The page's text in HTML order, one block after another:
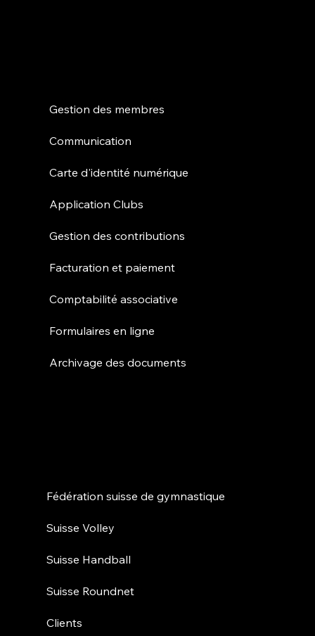
Gestion des membres
Communication
Carte d'identité numérique
Application Clubs
Gestion des contributions
Facturation et paiement
Comptabilité associative
Formulaires en ligne
Archivage des documents
Fédération suisse de gymnastique
Suisse Volley
Suisse Handball
Suisse Roundnet
Clients